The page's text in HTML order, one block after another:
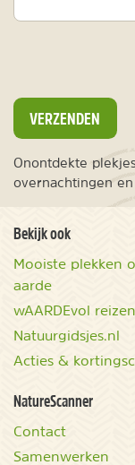
VERZENDEN
Onontdekte
overnachtingen
Bekijk ook
Mooiste plekken
aarde
wAARDEvol reizen
Natuurgidsjes.nl
Acties &
NatureScanner
Contact
Samenwerken